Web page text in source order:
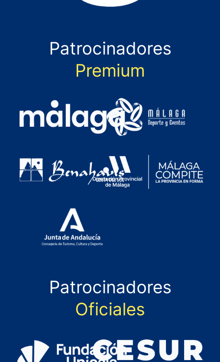
Patrocinadores
Premium
Patrocinadores
Oficiales